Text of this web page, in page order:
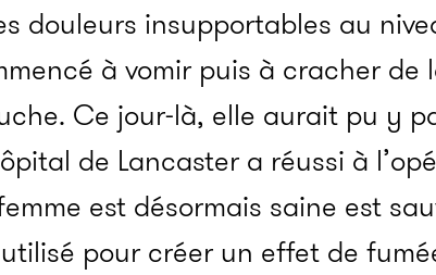
douleurs insupportables au
à vomir puis à cracher de
Ce jour-là, elle aurait pu y
de Lancaster a réussi à
est désormais saine est
pour créer un effet de